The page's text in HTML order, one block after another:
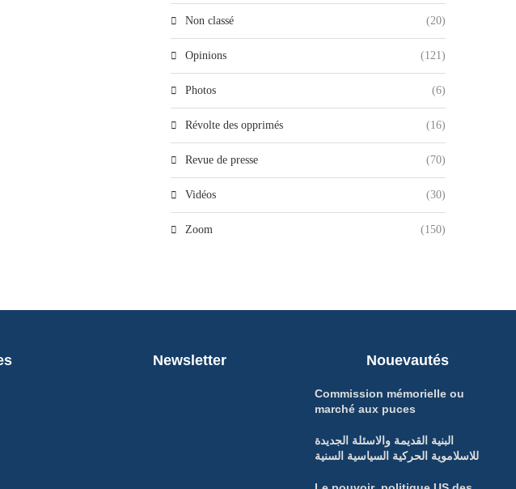
Non classé (20)
Opinions (121)
Photos (6)
Révolte des opprimés (16)
Revue de presse (70)
Vidéos (30)
Zoom (150)
Newsletter Nouevautés
Commission mémorielle ou
marché aux puces
البنية القديمة والاسئلة الجديدة
للاسلاموية الحركية السياسية السنية